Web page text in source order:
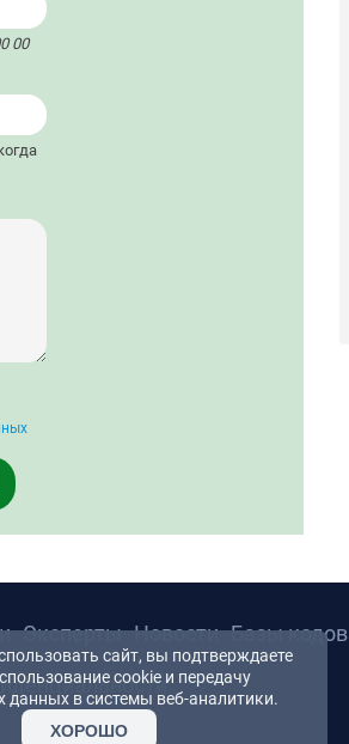
00
Эксперты Новости Базы кодов
сайт, вы подтверждаете
cookie и передачу
данных в системы веб-аналитики.
ХОРОШО